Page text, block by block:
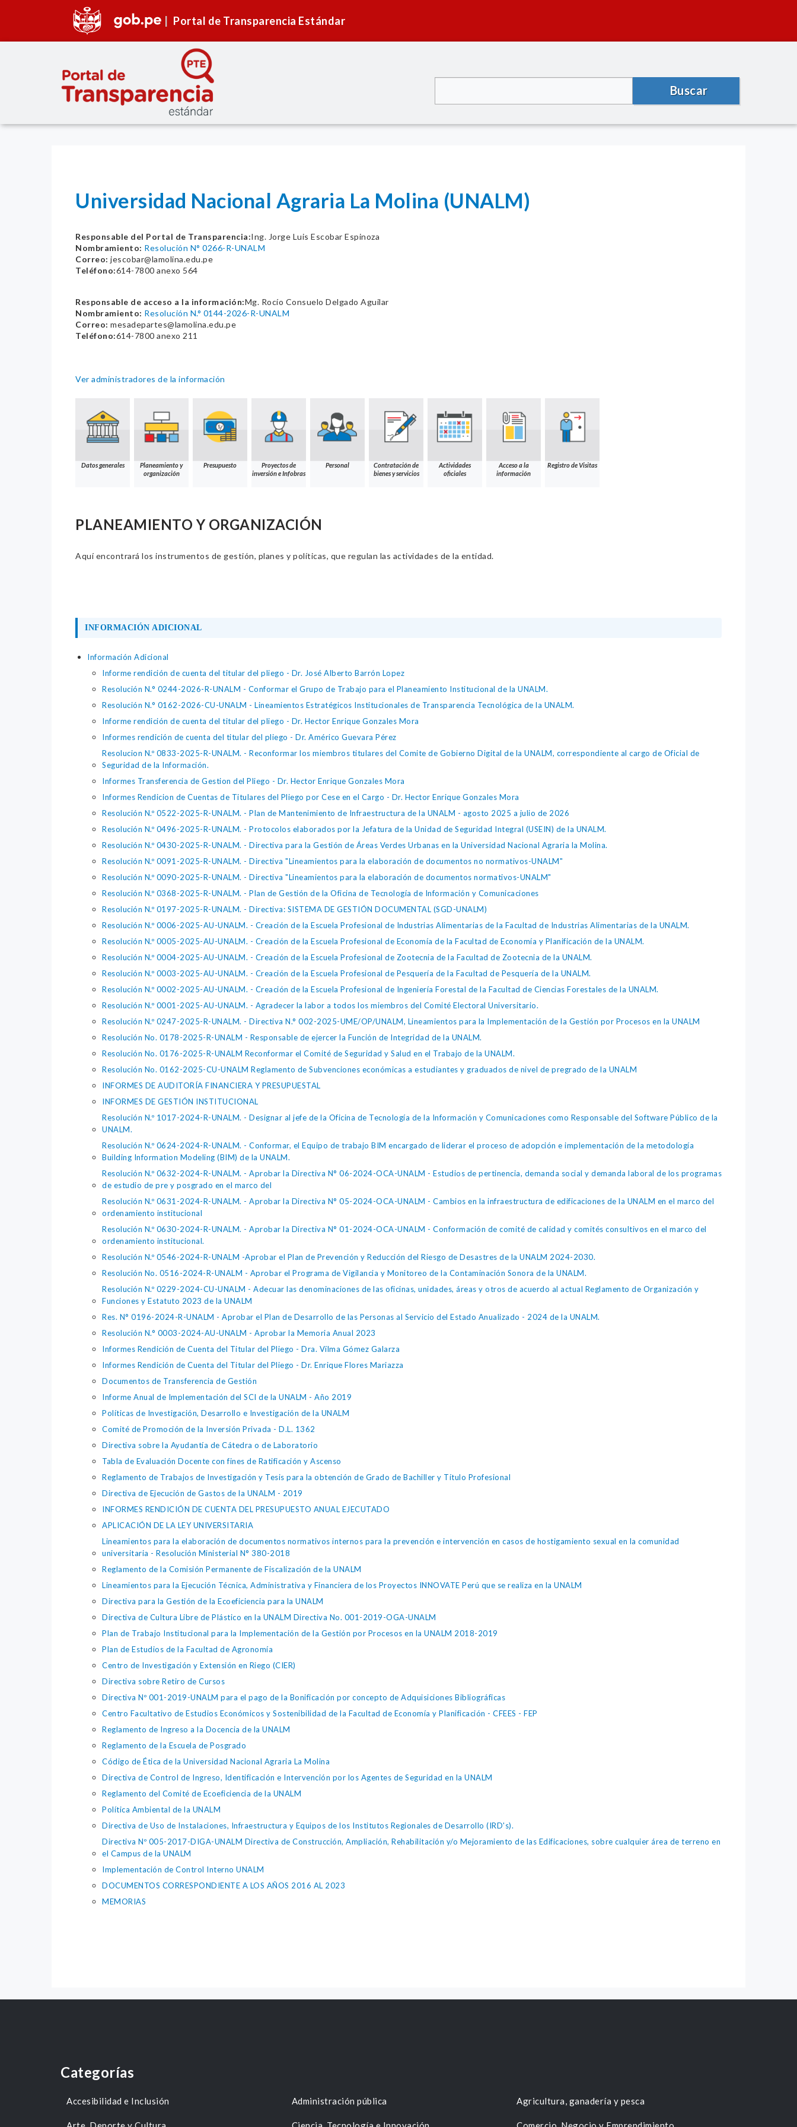
Portal de Transparencia Estándar
Buscar
Universidad Nacional Agraria La Molina (UNALM)
Responsable del Portal de Transparencia:Ing. Jorge Luis Escobar Espinoza
Nombramiento: Resolución N° 0266-R-UNALM
Correo: jescobar@lamolina.edu.pe
Teléfono:614-7800 anexo 564
Responsable de acceso a la información:Mg. Rocío Consuelo Delgado Aguilar
Nombramiento: Resolución N.° 0144-2026-R-UNALM
Correo: mesadepartes@lamolina.edu.pe
Teléfono:614-7800 anexo 211
Ver administradores de la información
Datos generales
Planeamiento y
organización
Presupuesto
Proyectos de
inversión e Infobras
Personal
Contratación de
bienes y servicios
Actividades
oficiales
Acceso a la
información
Registro de Visitas
PLANEAMIENTO Y ORGANIZACIÓN
Aquí encontrará los instrumentos de gestión, planes y políticas, que regulan las actividades de la entidad.
INFORMACIÓN ADICIONAL
Información Adicional
Informe rendición de cuenta del titular del pliego - Dr. José Alberto Barrón Lopez
Resolución N.° 0244-2026-R-UNALM - Conformar el Grupo de Trabajo para el Planeamiento Institucional de la UNALM.
Resolución N.° 0162-2026-CU-UNALM - Lineamientos Estratégicos Institucionales de Transparencia Tecnológica de la UNALM.
Informe rendición de cuenta del titular del pliego - Dr. Hector Enrique Gonzales Mora
Informes rendición de cuenta del titular del pliego - Dr. Américo Guevara Pérez
Resolucion N.º 0833-2025-R-UNALM. - Reconformar los miembros titulares del Comite de Gobierno Digital de la UNALM, correspondiente al cargo de Oficial de
Seguridad de la Información.
Informes Transferencia de Gestion del Pliego - Dr. Hector Enrique Gonzales Mora
Informes Rendicion de Cuentas de Titulares del Pliego por Cese en el Cargo - Dr. Hector Enrique Gonzales Mora
Resolución N.º 0522-2025-R-UNALM. - Plan de Mantenimiento de Infraestructura de la UNALM - agosto 2025 a julio de 2026
Resolución N.º 0496-2025-R-UNALM. - Protocolos elaborados por la Jefatura de la Unidad de Seguridad Integral (USEIN) de la UNALM.
Resolución N.º 0430-2025-R-UNALM. - Directiva para la Gestión de Áreas Verdes Urbanas en la Universidad Nacional Agraria la Molina.
Resolución N.º 0091-2025-R-UNALM. - Directiva "Lineamientos para la elaboración de documentos no normativos-UNALM"
Resolución N.º 0090-2025-R-UNALM. - Directiva "Lineamientos para la elaboración de documentos normativos-UNALM"
Resolución N.º 0368-2025-R-UNALM. - Plan de Gestión de la Oficina de Tecnología de Información y Comunicaciones
Resolución N.º 0197-2025-R-UNALM. - Directiva: SISTEMA DE GESTIÓN DOCUMENTAL (SGD-UNALM)
Resolución N.º 0006-2025-AU-UNALM. - Creación de la Escuela Profesional de Industrias Alimentarias de la Facultad de Industrias Alimentarias de la UNALM.
Resolución N.º 0005-2025-AU-UNALM. - Creación de la Escuela Profesional de Economía de la Facultad de Economía y Planificación de la UNALM.
Resolución N.º 0004-2025-AU-UNALM. - Creación de la Escuela Profesional de Zootecnia de la Facultad de Zootecnia de la UNALM.
Resolución N.º 0003-2025-AU-UNALM. - Creación de la Escuela Profesional de Pesquería de la Facultad de Pesquería de la UNALM.
Resolución N.º 0002-2025-AU-UNALM. - Creación de la Escuela Profesional de Ingeniería Forestal de la Facultad de Ciencias Forestales de la UNALM.
Resolución N.º 0001-2025-AU-UNALM. - Agradecer la labor a todos los miembros del Comité Electoral Universitario.
Resolución N.º 0247-2025-R-UNALM. - Directiva N.° 002-2025-UME/OP/UNALM, Lineamientos para la Implementación de la Gestión por Procesos en la UNALM
Resolución No. 0178-2025-R-UNALM - Responsable de ejercer la Función de Integridad de la UNALM.
Resolución No. 0176-2025-R-UNALM Reconformar el Comité de Seguridad y Salud en el Trabajo de la UNALM.
Resolución No. 0162-2025-CU-UNALM Reglamento de Subvenciones económicas a estudiantes y graduados de nivel de pregrado de la UNALM
INFORMES DE AUDITORÍA FINANCIERA Y PRESUPUESTAL
INFORMES DE GESTIÓN INSTITUCIONAL
Resolución N.º 1017-2024-R-UNALM. - Designar al jefe de la Oficina de Tecnología de la Información y Comunicaciones como Responsable del Software Público de la
UNALM.
Resolución N.º 0624-2024-R-UNALM. - Conformar, el Equipo de trabajo BIM encargado de liderar el proceso de adopción e implementación de la metodología
Building Informatìon Modeling (BIM) de la UNALM.
Resolución N.º 0632-2024-R-UNALM. - Aprobar la Directiva N° 06-2024-OCA-UNALM - Estudios de pertinencia, demanda social y demanda laboral de los programas
de estudio de pre y posgrado en el marco del
Resolución N.º 0631-2024-R-UNALM. - Aprobar la Directiva N° 05-2024-OCA-UNALM - Cambios en la infraestructura de edificaciones de la UNALM en el marco del
ordenamiento institucional
Resolución N.º 0630-2024-R-UNALM. - Aprobar la Directiva N° 01-2024-OCA-UNALM - Conformación de comité de calidad y comités consultivos en el marco del
ordenamiento institucional.
Resolución N.º 0546-2024-R-UNALM -Aprobar el Plan de Prevención y Reducción del Riesgo de Desastres de la UNALM 2024-2030.
Resolución No. 0516-2024-R-UNALM - Aprobar el Programa de Vigilancia y Monitoreo de la Contaminación Sonora de la UNALM.
Resolución N.º 0229-2024-CU-UNALM - Adecuar las denominaciones de las oficinas, unidades, áreas y otros de acuerdo al actual Reglamento de Organización y
Funciones y Estatuto 2023 de la UNALM
Res. N° 0196-2024-R-UNALM - Aprobar el Plan de Desarrollo de las Personas al Servicio del Estado Anualizado - 2024 de la UNALM.
Resolución N.° 0003-2024-AU-UNALM - Aprobar la Memoria Anual 2023
Informes Rendición de Cuenta del Titular del Pliego - Dra. Vílma Gómez Galarza
Informes Rendición de Cuenta del Titular del Pliego - Dr. Enrique Flores Mariazza
Documentos de Transferencia de Gestión
Informe Anual de Implementación del SCI de la UNALM - Año 2019
Políticas de Investigación, Desarrollo e Investigación de la UNALM
Comité de Promoción de la Inversión Privada - D.L. 1362
Directiva sobre la Ayudantía de Cátedra o de Laboratorio
Tabla de Evaluación Docente con fines de Ratificación y Ascenso
Reglamento de Trabajos de Investigación y Tesis para la obtención de Grado de Bachiller y Título Profesional
Directiva de Ejecución de Gastos de la UNALM - 2019
INFORMES RENDICIÓN DE CUENTA DEL PRESUPUESTO ANUAL EJECUTADO
APLICACIÓN DE LA LEY UNIVERSITARIA
Lineamientos para la elaboración de documentos normativos internos para la prevención e intervención en casos de hostigamiento sexual en la comunidad
universitaria - Resolución Ministerial N° 380-2018
Reglamento de la Comisión Permanente de Fiscalización de la UNALM
Lineamientos para la Ejecución Técnica, Administrativa y Financiera de los Proyectos INNOVATE Perú que se realiza en la UNALM
Directiva para la Gestión de la Ecoeficiencia para la UNALM
Directiva de Cultura Libre de Plástico en la UNALM Directiva No. 001-2019-OGA-UNALM
Plan de Trabajo Institucional para la Implementación de la Gestión por Procesos en la UNALM 2018-2019
Plan de Estudios de la Facultad de Agronomía
Centro de Investigación y Extensión en Riego (CIER)
Directiva sobre Retiro de Cursos
Directiva Nº 001-2019-UNALM para el pago de la Bonificación por concepto de Adquisiciones Bibliográficas
Centro Facultativo de Estudios Económicos y Sostenibilidad de la Facultad de Economía y Planificación - CFEES - FEP
Reglamento de Ingreso a la Docencia de la UNALM
Reglamento de la Escuela de Posgrado
Código de Ética de la Universidad Nacional Agraria La Molina
Directiva de Control de Ingreso, Identificación e Intervención por los Agentes de Seguridad en la UNALM
Reglamento del Comité de Ecoeficiencia de la UNALM
Política Ambiental de la UNALM
Directiva de Uso de Instalaciones, Infraestructura y Equipos de los Institutos Regionales de Desarrollo (IRD's).
Directiva Nº 005-2017-DIGA-UNALM Directiva de Construcción, Ampliación, Rehabilitación y/o Mejoramiento de las Edificaciones, sobre cualquier área de terreno en
el Campus de la UNALM
Implementación de Control Interno UNALM
DOCUMENTOS CORRESPONDIENTE A LOS AÑOS 2016 AL 2023
MEMORIAS
Categorías
Accesibilidad e Inclusión Administración pública Agricultura, ganadería y pesca